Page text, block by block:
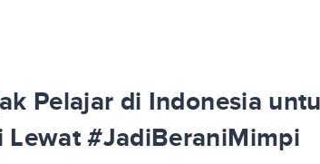
Pelajar di Indonesia
Lewat #JadiBeraniMimpi